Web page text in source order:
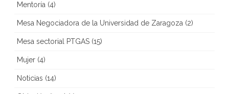
Mentoría (4)
Mesa Negociadora de la Universidad de Zaragoza (2)
Mesa sectorial PTGAS (15)
Mujer (4)
Noticias (14)